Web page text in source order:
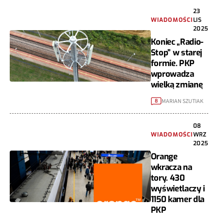
WIADOMOŚCI
23
LIS
2025
Koniec „Radio-
Stop” w starej
formie. PKP
wprowadza
wielką zmianę
8 MARIAN SZUTIAK
WIADOMOŚCI
08
WRZ
2025
Orange
wkracza na
tory. 430
wyświetlaczy i
1150 kamer dla
PKP